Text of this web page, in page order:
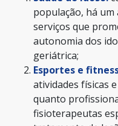
população, há
serviços que
autonomia dos
geriátrica;
Esportes e
atividades físicas
quanto
fisioterapeutas